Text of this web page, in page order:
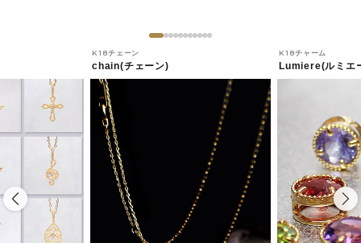
K18チェーン
chain(チェーン)
K18チャーム
Lumiere(ルミエ